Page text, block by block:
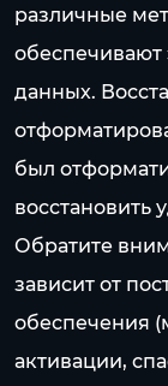
различные
обеспечивают
данных.
был
восстановить
Обратите
зависит от
обеспечения
активации,